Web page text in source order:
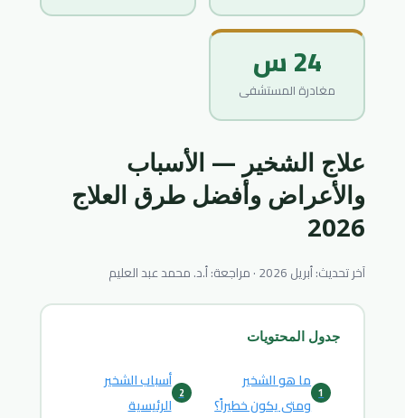
24 س
مغادرة المستشفى
علاج الشخير — الأسباب
والأعراض وأفضل طرق العلاج
2026
آخر تحديث: أبريل 2026 · مراجعة: أ.د. محمد عبد العليم
جدول المحتويات
1
ما هو الشخير
ومتى يكون خطيراً؟
2
أسباب الشخير
الرئيسية